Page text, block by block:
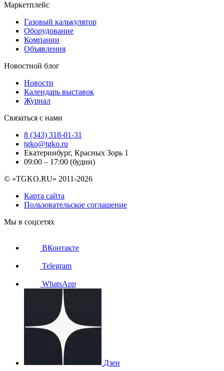
Маркетплейс
Газовый калькулятор
Оборудование
Компании
Объявления
Новостной блог
Новости
Календарь выставок
Журнал
Связаться с нами
8 (343) 318-01-31
tgko@tgko.ru
Екатеринбург, Красных Зорь 1
09:00 – 17:00 (будни)
© «TGKO.RU» 2011-2026
Карта сайта
Пользовательское соглашение
Мы в соцсетях
ВКонтакте
Telegram
WhatsApp
Дзен